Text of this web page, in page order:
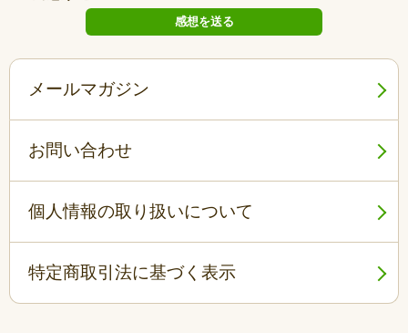
メールマガジン
お問い合わせ
個人情報の取り扱いについて
特定商取引法に基づく表示